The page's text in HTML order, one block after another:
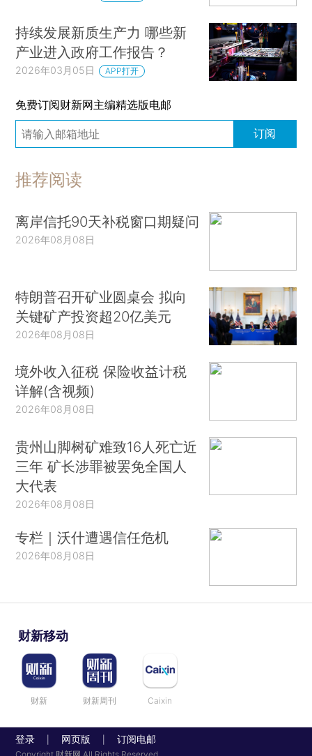
持续发展新质生产力 哪些新
产业进入政府工作报告？
2026年03月05日 APP打开
免费订阅财新网主编精选版电邮
订阅
推荐阅读
离岸信托90天补税窗口期疑问
2026年08月08日
特朗普召开矿业圆桌会 拟向
关键矿产投资超20亿美元
2026年08月08日
境外收入征税 保险收益计税
详解(含视频)
2026年08月08日
贵州山脚树矿难致16人死亡近
三年 矿长涉罪被罢免全国人
大代表
2026年08月08日
专栏｜沃什遭遇信任危机
2026年08月08日
财新移动
财新 财新周刊 Caixin
登录 网页版 订阅电邮